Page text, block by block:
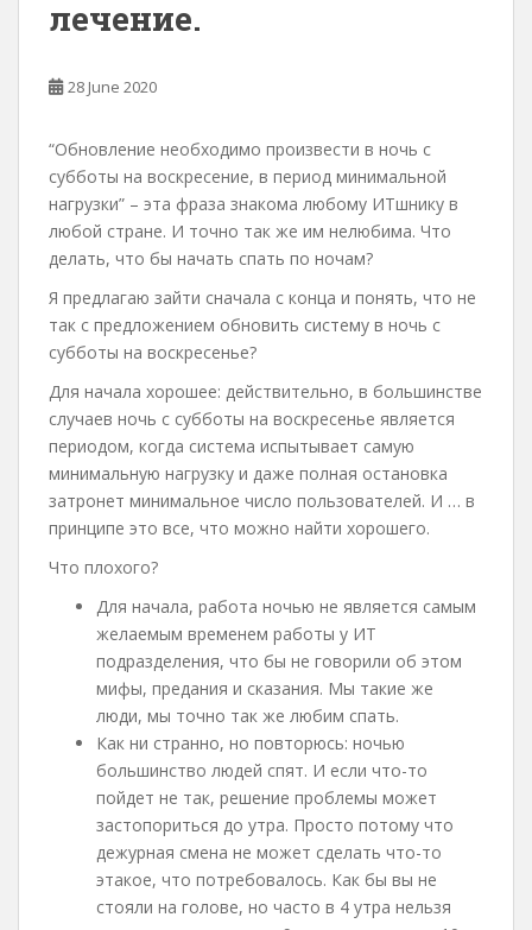
лечение.
28 June 2020
“Обновление необходимо произвести в ночь с
субботы на воскресение, в период минимальной
нагрузки” – эта фраза знакома любому ИТшнику в
любой стране. И точно так же им нелюбима. Что
делать, что бы начать спать по ночам?
Я предлагаю зайти сначала с конца и понять, что не
так с предложением обновить систему в ночь с
субботы на воскресенье?
Для начала хорошее: действительно, в большинстве
случаев ночь с субботы на воскресенье является
периодом, когда система испытывает самую
минимальную нагрузку и даже полная остановка
затронет минимальное число пользователей. И … в
принципе это все, что можно найти хорошего.
Что плохого?
Для начала, работа ночью не является самым
желаемым временем работы у ИТ
подразделения, что бы не говорили об этом
мифы, предания и сказания. Мы такие же
люди, мы точно так же любим спать.
Как ни странно, но повторюсь: ночью
большинство людей спят. И если что-то
пойдет не так, решение проблемы может
застопориться до утра. Просто потому что
дежурная смена не может сделать что-то
этакое, что потребовалось. Как бы вы не
стояли на голове, но часто в 4 утра нельзя